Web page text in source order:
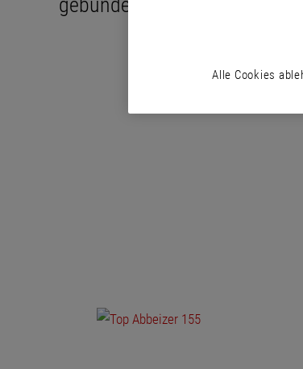
gebundener Putze von
Alle Cookies